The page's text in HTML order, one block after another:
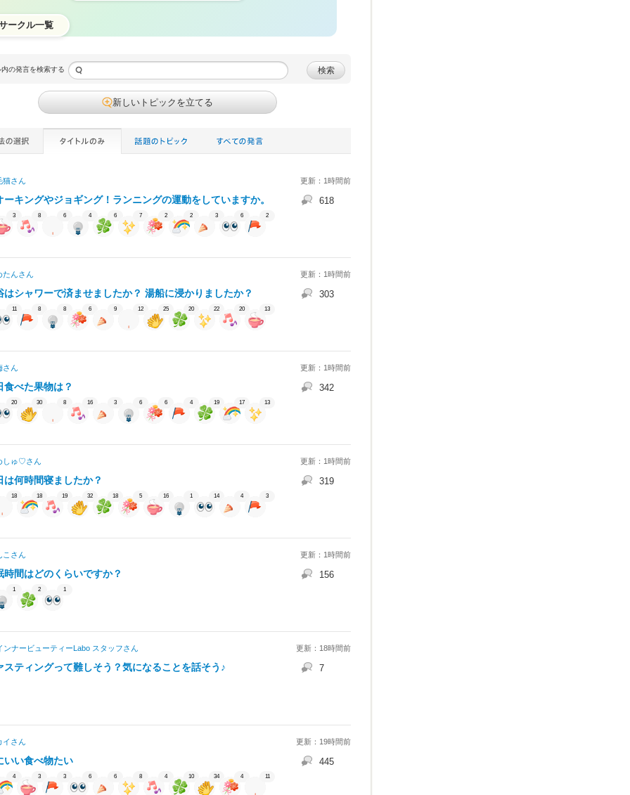
ークル一覧
の発言を検索する 検索
新しいトピックを立てる
猫さん 更新：1時間前
ーキングやジョギング！ランニングの運動をしていますか。 618
3 8 6 4 6 7 2 2 3 6 2
たんさん 更新：1時間前
はシャワーで済ませましたか？ 湯船に浸かりましたか？ 303
11 8 8 6 9 12 25 20 22 20 13
さん 更新：1時間前
食べた果物は？ 342
20 30 8 16 3 6 6 4 19 17 13
しゅ♡さん 更新：1時間前
は何時間寝ましたか？ 319
18 18 19 32 18 5 16 1 14 4 3
こ さん 更新：1時間前
時間はどのくらいですか？ 156
1 2 1
ンナービューティーLabo スタッフさん 更新：18時間前
スティングって難しそう？気になることを話そう♪ 7
イ さん 更新：19時間前
いい食べ物たい 445
4 3 3 6 6 8 4 10 34 4 11